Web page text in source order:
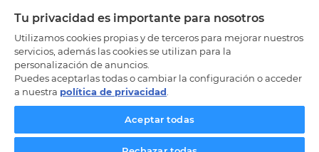
Tu privacidad es importante para nosotros
Utilizamos cookies propias y de terceros para mejorar nuestros
servicios, además las cookies se utilizan para la
personalización de anuncios.
Puedes aceptarlas todas o cambiar la configuración o acceder
a nuestra política de privacidad
Aceptar todas